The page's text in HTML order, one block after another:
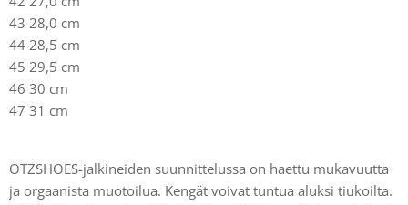
43 28,0 cm
44 28,5 cm
45 29,5 cm
46 30 cm
47 31 cm
OTZSHOES-jalkineiden suunnittelussa on haettu mukavuutta
ja orgaanista muotoilua. Kengät voivat tuntua aluksi tiukoilta.